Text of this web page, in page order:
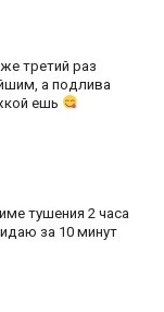
третий раз
а подлива
ешь
тушения 2 часа
за 10 минут